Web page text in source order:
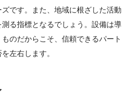
です。また、地域に根ざした活動
る指標となるでしょう。設備は導
のだからこそ、信頼できるパート
左右します。